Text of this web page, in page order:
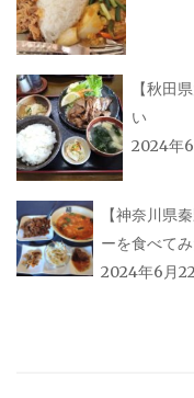
【秋田
い
2024年
【神奈川県
ーを食べて
2024年6月